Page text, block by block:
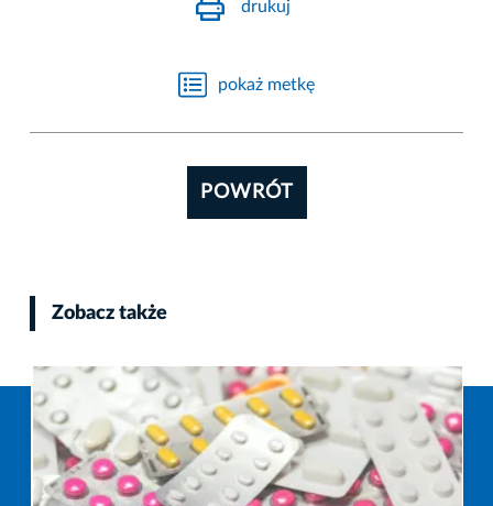
drukuj
pokaż metkę
POWRÓT
Zobacz także